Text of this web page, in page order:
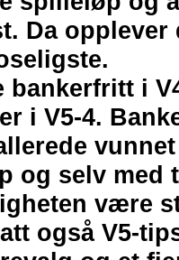
Da opplever
bankerfritt i
i V5-4.
og selv med
være
også V5-